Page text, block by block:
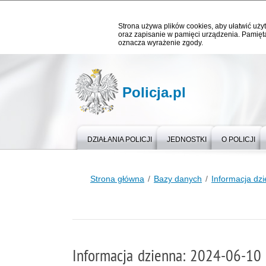
Strona używa plików cookies, aby ułatwić
oraz zapisanie w pamięci urządzenia.
oznacza wyrażenie zgody.
Policja.pl
DZIAŁANIA POLICJI JEDNOSTKI O POLICJI
Strona główna Bazy danych Informacja
Informacja dzienna: 2024-06-10